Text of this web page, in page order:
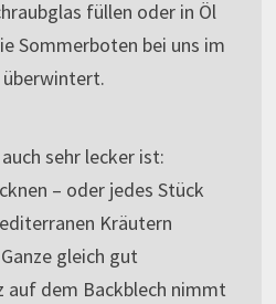
füllen oder in Öl
Sommerboten bei uns im
überwintert.
sehr lecker ist:
– oder jedes Stück
Kräutern
gleich gut
auf dem Backblech nimmt